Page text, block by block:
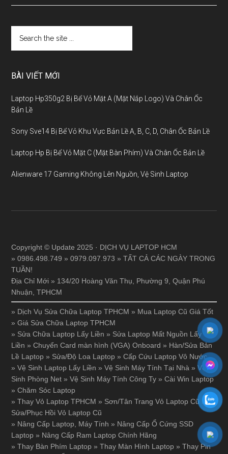
BÀI VIẾT MỚI
Laptop Hp350g2 Bị Bể Vỏ Mặt A (Mặt Nắp Logo) Và Chân Ốc
Bản Lề
Sony Sve14 Bị Bể Vỏ Khu Vực Bản Lề A, B, C, D, Chân Ốc Bản Lề
Laptop Hp Bị Bể Vỏ Mặt C (Mặt Bàn Phím) Và Chân Ốc Bản Lề
Alienware 17 Gaming Không Lên Nguồn, Vệ Sinh Laptop
Copyright © Update 2025 · DỊCH VỤ LAPTOP HCM
» 0986.498.749 » 0979.097.973 » TẤT CẢ CÁC NGÀY TRONG
TUẦN!
Địa Chỉ Mới » 134/20 Hoàng Văn Thụ, Phường 9, Quận Phú
Nhuận, TPHCM
» Dịch Vụ Sửa Chữa Laptop TPHCM » Mua Laptop Cũ Giá Tốt
»Giá Sửa Chữa Laptop TPHCM
» Sửa Chữa Laptop Lấy Liền » Sửa Laptop Mất Nguồn Lấy
Liền »Chuyển Card màn hình (VGA) Onboard » Hàn/Sửa Bản
Lề Laptop » Sửa/Độ Loa Laptop »Cấp Cứu Laptop Vô Nước
»Vệ Sinh Laptop Lấy Liền »Vệ Sinh Máy Tính Tại Nhà »Vệ
Sinh Phòng Net »Vệ Sinh Máy Tính Công Ty »Cài Win Laptop
»Chăm Sóc Laptop
»Thay Vỏ Laptop TPHCM » Sơn/Tân Trang Vỏ Laptop Cũ »
Sửa/Phục Hồi Vỏ Laptop Cũ
» Nâng Cấp Laptop, Máy Tính » Nâng Cấp Ổ Cứng SSD
Laptop » Nâng Cấp Ram Laptop Chính Hãng
»Thay Bàn Phím Laptop »Thay Màn Hình Laptop »Thay Pin